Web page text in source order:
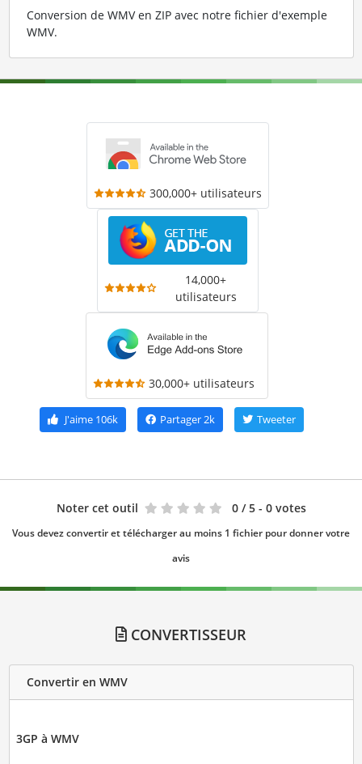
Conversion de WMV en ZIP avec notre fichier d'exemple
WMV.
300,000+ utilisateurs
14,000+
utilisateurs
30,000+ utilisateurs
J'aime106k Partager 2k Tweeter
Noter cet outil 0 / 5 - 0 votes
Vous devez convertir et télécharger au moins 1 fichier pour donner votre
avis
CONVERTISSEUR
Convertir en WMV
3GP à WMV